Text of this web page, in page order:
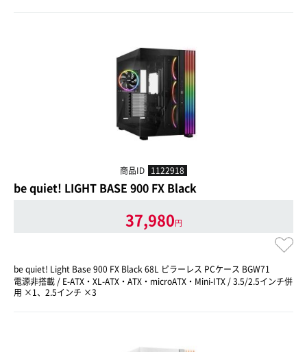
商品ID 1122918
be quiet! LIGHT BASE 900 FX Black
37,980円
be quiet! Light Base 900 FX Black 68L ピラーレス PCケース BGW71
電源非搭載 / E-ATX・XL-ATX・ATX・microATX・Mini-ITX / 3.5/2.5インチ併
用 ×1、2.5インチ ×3